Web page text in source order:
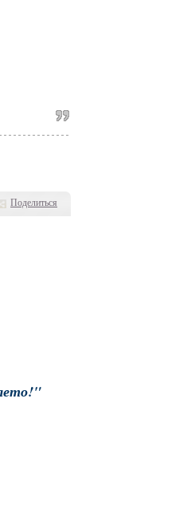
Поделиться